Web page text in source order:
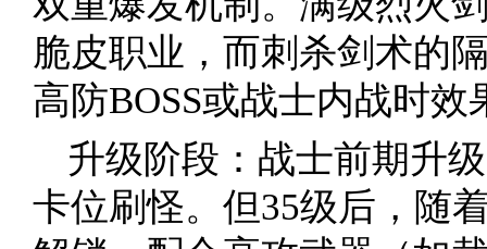
脆皮职业，而刺杀剑术的
高防BOSS或战士内战时效
升级阶段：战士前期升
卡位刷怪。但35级后，随